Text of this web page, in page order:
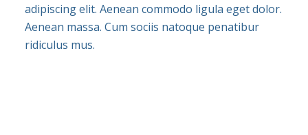
adipiscing elit. Aenean commodo ligula eget dolor.
Aenean massa. Cum sociis natoque penatibur
ridiculus mus.